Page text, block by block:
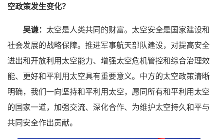
空政策发生变化？
吴谦： 太空是人类共同的财富。太空安全是国家建设和
社会发展的战略保障。推进军事航天部队建设，对提高安全
进出和开放利用太空能力、增强太空危机管控和综合治理效
能、更好和平利用太空具有重要意义。中方的太空政策清晰
明确，我们一向坚持和平利用太空，愿同所有和平利用太空
的国家一道，加强交流、深化合作、为维护太空持久和平与
共同安全作出贡献。